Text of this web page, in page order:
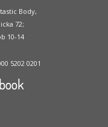
Body,
72;
10-14
5202 0201